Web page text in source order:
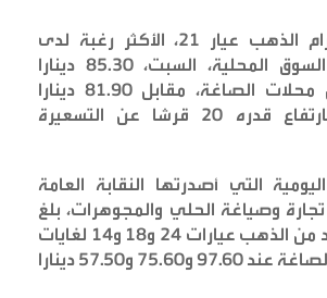
بلغ سعر بيع غرام الذهب عيار 21، الأكثر رغبة لدى
المواطنين في السوق المحلية، السبت، 85.30 دينارا
لغايات البيع من محلات الصاغة، مقابل 81.90 دينارا
لجهة الشراء، بارتفاع قدره 20 قرشا عن التسعيرة
التي أصدرتها النقابة العامة
وصياغة الحلي والمجوهرات، بلغ
سعر الغرام الواحد من الذهب عيارات 24 و18 و14 لغايات
البيع من محلات الصاغة عند 97.60 و75.60 و57.50 دينارا